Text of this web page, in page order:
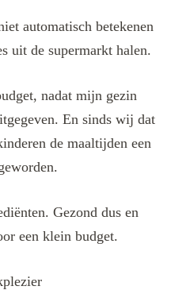
automatisch betekenen
uit de supermarkt halen.
nadat mijn gezin
En sinds wij dat
de maaltijden een
Gezond dus en
een klein budget.